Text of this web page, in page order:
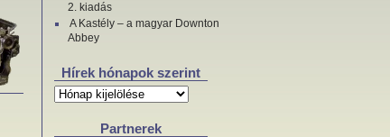
2. kiadás
A Kastély – a magyar Downton
Abbey
Hírek hónapok szerint
Hírek
hónapok
Partnerek